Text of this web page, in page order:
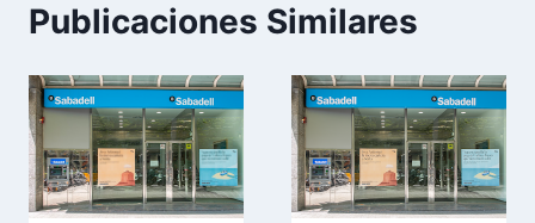
Publicaciones Similares